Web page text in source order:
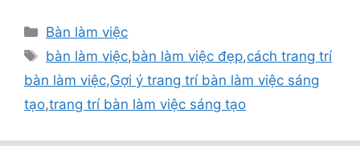
Danh
mục
Bàn làm việc
Thẻ
bàn làm việc,bàn làm việc đẹp,cách trang trí
bàn làm việc,Gợi ý trang trí bàn làm việc sáng
tạo,trang trí bàn làm việc sáng tạo